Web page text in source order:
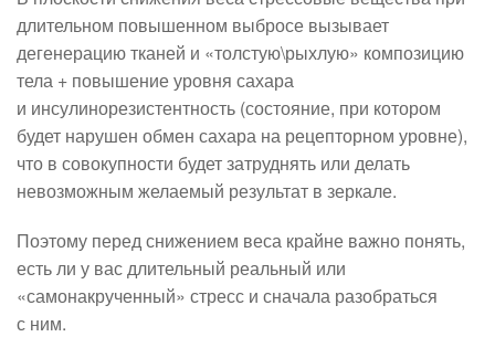
длительном повышенном выбросе вызывает
дегенерацию тканей и «толстую\рыхлую» композицию
тела + повышение уровня сахара
и инсулинорезистентность (состояние, при котором
будет нарушен обмен сахара на рецепторном уровне),
что в совокупности будет затруднять или делать
невозможным желаемый результат в зеркале.
Поэтому перед снижением веса крайне важно понять,
есть ли у вас длительный реальный или
«самонакрученный» стресс и сначала разобраться
с ним.